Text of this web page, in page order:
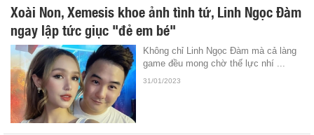
Xoài Non, Xemesis khoe ảnh tình tứ, Linh Ngọc Đàm
ngay lập tức giục "đẻ em bé"
Không chỉ Linh Ngọc Đàm mà cả làng
game đều mong chờ thế lực nhí ...
31/01/2023